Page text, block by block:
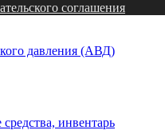
соглашения
давления (АВД)
инвентарь